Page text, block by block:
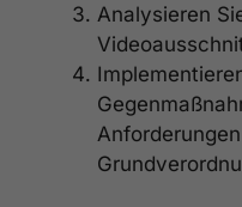
Analysieren